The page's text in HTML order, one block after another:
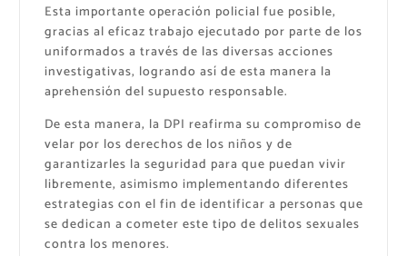
Esta importante operación policial fue posible,
gracias al eficaz trabajo ejecutado por parte de los
uniformados a través de las diversas acciones
investigativas, logrando así de esta manera la
aprehensión del supuesto responsable.
De esta manera, la DPI reafirma su compromiso de
velar por los derechos de los niños y de
garantizarles la seguridad para que puedan vivir
libremente, asimismo implementando diferentes
estrategias con el fin de identificar a personas que
se dedican a cometer este tipo de delitos sexuales
contra los menores.